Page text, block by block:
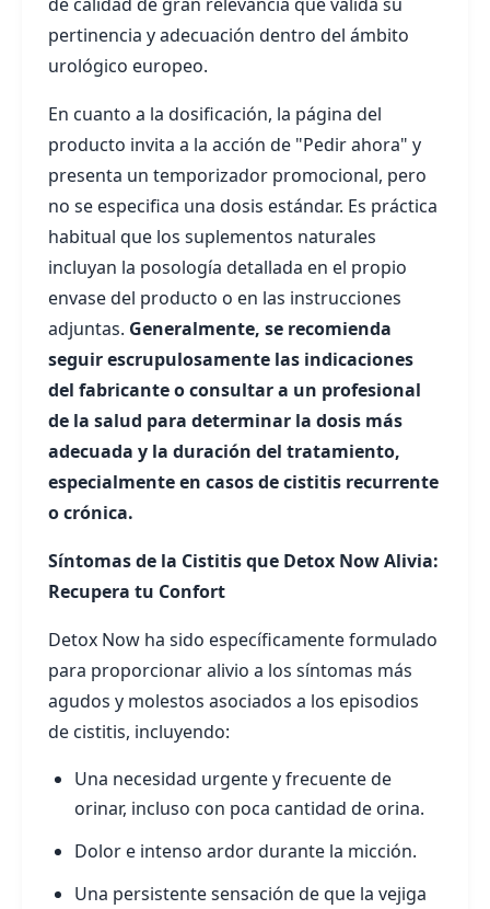
pertinencia y adecuación dentro del ámbito
urológico europeo.
En cuanto a la dosificación, la página del
producto invita a la acción de "Pedir ahora" y
presenta un temporizador promocional, pero
no se especifica una dosis estándar. Es práctica
habitual que los suplementos naturales
incluyan la posología detallada en el propio
envase del producto o en las instrucciones
adjuntas. Generalmente, se recomienda
seguir escrupulosamente las indicaciones
del fabricante o consultar a un profesional
de la salud para determinar la dosis más
adecuada y la duración del tratamiento,
especialmente en casos de cistitis recurrente
o crónica.
Síntomas de la Cistitis que Detox Now Alivia:
Recupera tu Confort
Detox Now ha sido específicamente formulado
para proporcionar alivio a los síntomas más
agudos y molestos asociados a los episodios
de cistitis, incluyendo:
Una necesidad urgente y frecuente de
orinar, incluso con poca cantidad de orina.
Dolor e intenso ardor durante la micción.
Una persistente sensación de que la vejiga